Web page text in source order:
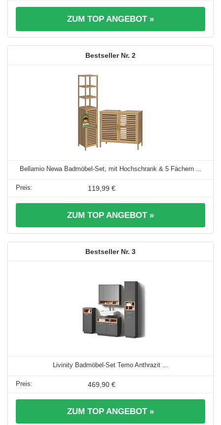
ZUM TOP ANGEBOT »
2
Bellamio Newa Badmöbel-Set, mit Hochschrank & 5 Fächern ...
119,99 €
ZUM TOP ANGEBOT »
3
Livinity Badmöbel-Set Temo Anthrazit ...
469,90 €
ZUM TOP ANGEBOT »